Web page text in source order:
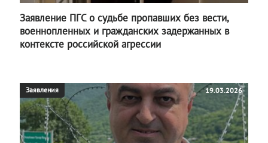
Заявление ПГС о судьбе пропавших без вести,
военнопленных и гражданских задержанных в
контексте российской агрессии
Заявления 19.03.2026